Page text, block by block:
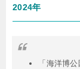
2024年
「海洋博